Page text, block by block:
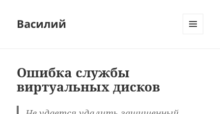
Василий
Ошибка службы
виртуальных дисков